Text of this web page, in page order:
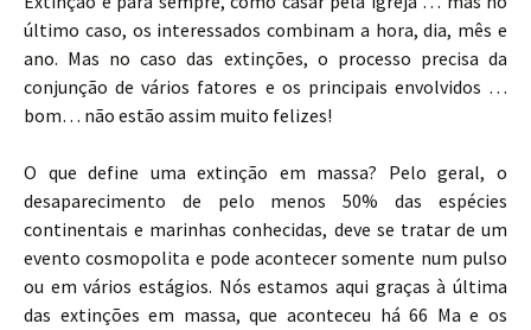
último caso, os interessados combinam a hora, dia, mês e
ano. Mas no caso das extinções, o processo precisa da
conjunção de vários fatores e os principais envolvidos …
bom… não estão assim muito felizes!
O que define uma extinção em massa? Pelo geral, o
desaparecimento de pelo menos 50% das espécies
continentais e marinhas conhecidas, deve se tratar de um
evento cosmopolita e pode acontecer somente num pulso
ou em vários estágios. Nós estamos aqui graças à última
das extinções em massa, que aconteceu há 66 Ma e os